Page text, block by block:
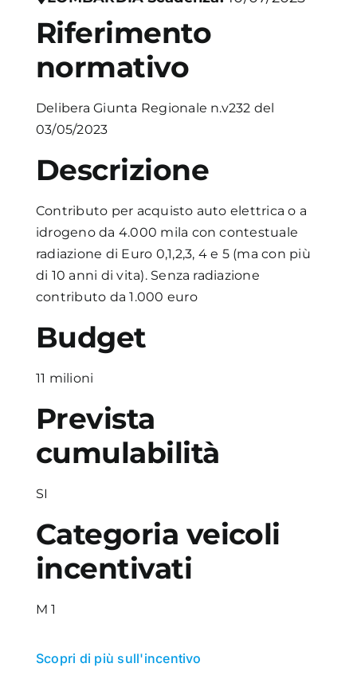
Academy
Riferimento
normativo
Delibera Giunta Regionale n.v232 del
03/05/2023
Descrizione
Contributo per acquisto auto elettrica o a
idrogeno da 4.000 mila con contestuale
radiazione di Euro 0,1,2,3, 4 e 5 (ma con più
di 10 anni di vita). Senza radiazione
contributo da 1.000 euro
Budget
11 milioni
Prevista
cumulabilità
SI
Categoria veicoli
incentivati
M 1
Scopri di più sull'incentivo